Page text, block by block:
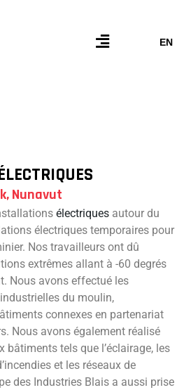
Flyout
EN
Nunavut
électriquesautour du
électriques temporaires pour
Nos travailleurs ont dû
extrêmes allant à -60 degrés
Nous avons effectué les
du moulin,
connexes en partenariat
Nous avons également réalisé
bâtiments tels que l’éclairage, les
et les réseaux de
des Industries Blais a aussi prise